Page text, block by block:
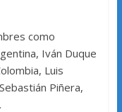
como
Iván Duque
Luis
Piñera,